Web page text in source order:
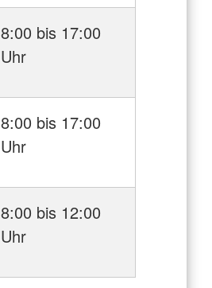
8:00 bis 17:00
Uhr
8:00 bis 17:00
Uhr
8:00 bis 12:00
Uhr